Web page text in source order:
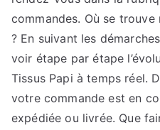
commandes. Où se trouve
? En suivant les
voir étape par étape
Tissus Papi à temps réel.
votre commande est en
expédiée ou livrée. Que